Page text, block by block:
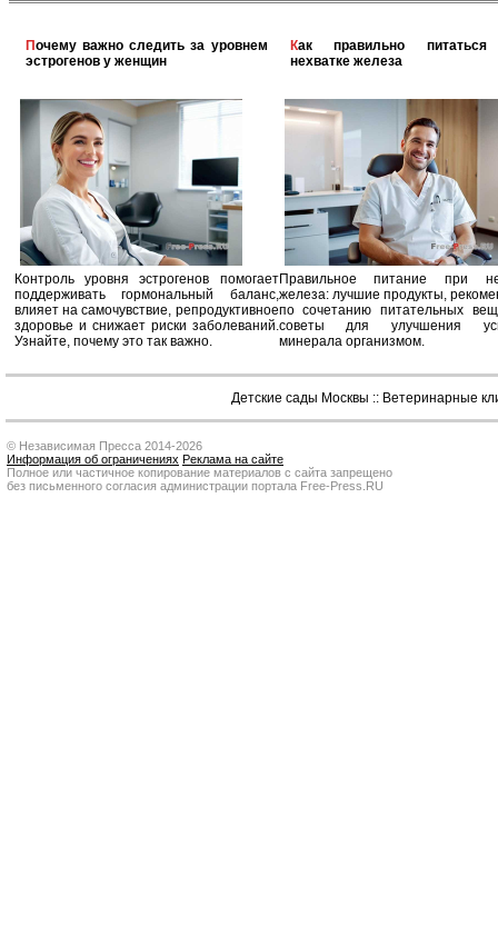
Почему важно следить за уровнем
эстрогенов у женщин
Контроль уровня эстрогенов помогает
поддерживать гормональный баланс,
влияет на самочувствие, репродуктивное
здоровье и снижает риски заболеваний.
Узнайте, почему это так важно.
Как правильно питаться при
нехватке железа
Правильное питание при
железа: лучшие продукты,
по сочетанию питательных
советы для улучшения
минерала организмом.
Детские сады Москвы :: Ветеринарные
© Независимая Пресса 2014-2026
Информация об ограничениях Реклама на сайте
Полное или частичное копирование материалов с сайта запрещено
без письменного согласия администрации портала Free-Press.RU